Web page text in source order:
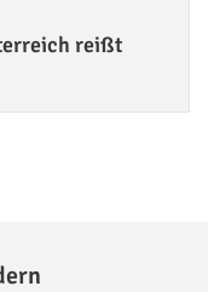
reißt